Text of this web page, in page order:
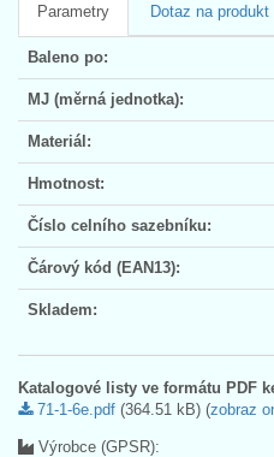
Parametry Dotaz na produkt
Baleno po:
MJ (měrná jednotka):
Materiál:
Hmotnost:
Číslo celního sazebníku:
Čárový kód (EAN13):
Skladem:
Katalogové listy ve formátu PDF
71-1-6e.pdf (364.51 kB) (zobraz
Výrobce (GPSR):